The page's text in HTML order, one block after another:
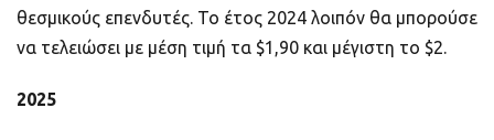
θεσμικούς επενδυτές. Το έτος 2024 λοιπόν θα μπορούσε
να τελειώσει με μέση τιμή τα $1,90 και μέγιστη τo $2.
2025